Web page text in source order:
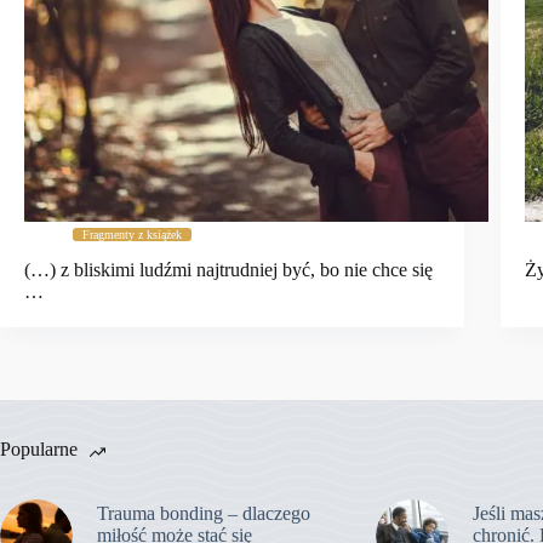
Fragmenty z książek
(…) z bliskimi ludźmi najtrudniej być, bo nie chce się
…
Popularne
Trauma bonding – dlaczego
miłość może stać się
Jeśli
chronić.